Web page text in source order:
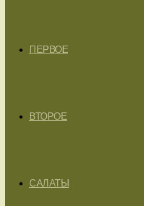
ПЕРВОЕ
ВТОРОЕ
САЛАТЫ